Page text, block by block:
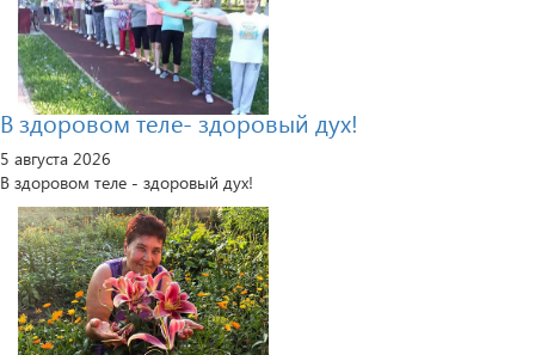
В здоровом теле- здоровый дух!
5 августа 2026
В здоровом теле - здоровый дух!